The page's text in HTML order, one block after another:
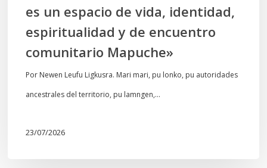
encuentro
comunitario
Mapuche»
es un espacio de vida, identidad,
espiritualidad y de encuentro
comunitario Mapuche»
Por Newen Leufu Ligkusra. Mari mari, pu lonko, pu autoridades
ancestrales del territorio, pu lamngen,…
23/07/2026